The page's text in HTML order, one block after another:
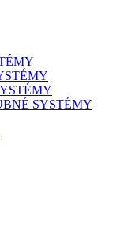
SYSTÉMY